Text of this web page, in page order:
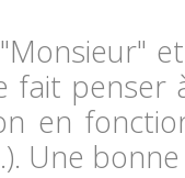
fait penser
en
Une